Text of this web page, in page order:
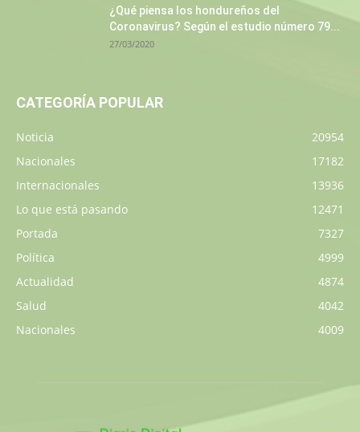
¿Qué piensa los hondureños del
Coronavirus? Según el estudio número 79...
27/03/2020
CATEGORÍA POPULAR
Noticia
20954
Nacionales
17182
Internacionales
13936
Lo que está pasando
12471
Portada
7327
Política
4999
Actualidad
4874
Salud
4042
Nacionales
4009